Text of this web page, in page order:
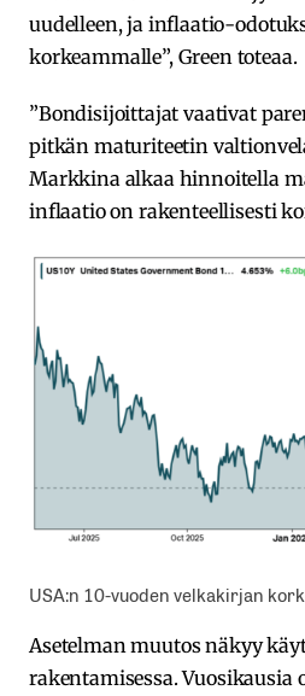
uudelleen, ja inflaatio-
korkeammalle”, Green toteaa.
”Bondisijoittajat vaativat
pitkän maturiteetin
Markkina alkaa hinnoitella
inflaatio on rakenteellisesti
USA:n 10-vuoden velkakirjan
Asetelman muutos näkyy
rakentamisessa. Vuosikausia